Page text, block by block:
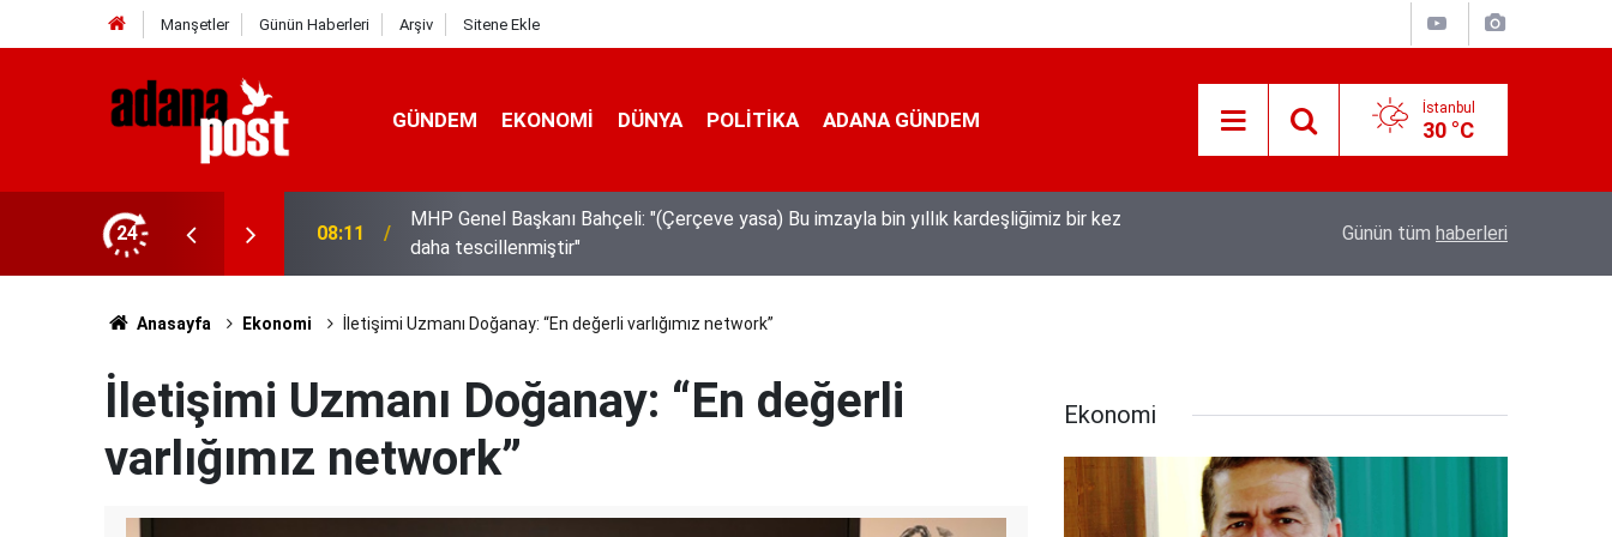
Manşetler Günün Haberleri Arşiv Sitene Ekle
GÜNDEM EKONOMI DÜNYA POLİTİKA ADANA GÜNDEM İstanbul
30 °C
24
bin yıllık kardeşliğimiz bir kez
08:04 Tarsus'ta üzüm üreticileri fiyat farkına tepki gösterdi Jandarmadan yaylacılara dolandırıcılık uyarısı
Günün tüm haberleri
Anasayfa Ekonomi İletişimi Uzmanı Doğanay: “En değerli varlığımız network”
İletişimi Uzmanı Doğanay: “En değerli
varlığımız network”
Ekonomi